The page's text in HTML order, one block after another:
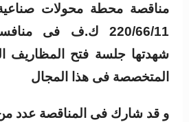
مناقصة محطة محولات صناعية
220/66/11 ك.ف فى
شهدتها جلسة فتح المظاريف
المتخصصة فى هذا المجال
و قد شارك فى المناقصة عدد